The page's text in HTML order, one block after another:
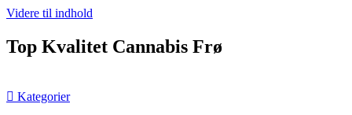
Videre til indhold
Top Kvalitet Cannabis Frø
Kategorier